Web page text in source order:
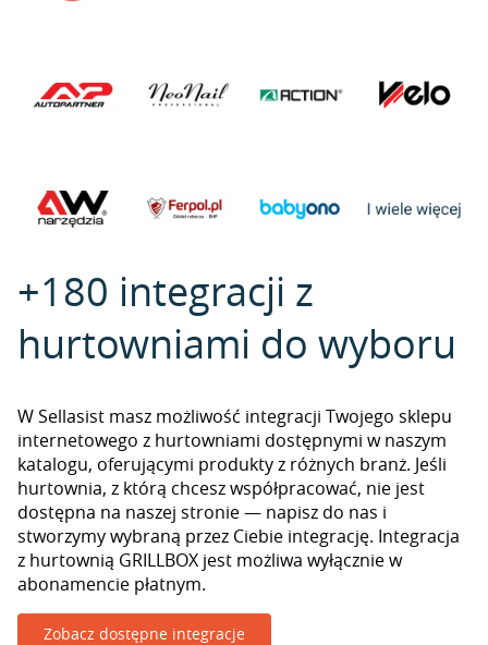
+180 integracji z
hurtowniami do wyboru
W Sellasist masz możliwość integracji Twojego sklepu
internetowego z hurtowniami dostępnymi w naszym
katalogu, oferującymi produkty z różnych branż. Jeśli
hurtownia, z którą chcesz współpracować, nie jest
dostępna na naszej stronie — napisz do nas i
stworzymy wybraną przez Ciebie integrację. Integracja
z hurtownią GRILLBOX jest możliwa wyłącznie w
abonamencie płatnym.
Zobacz dostępne integracje